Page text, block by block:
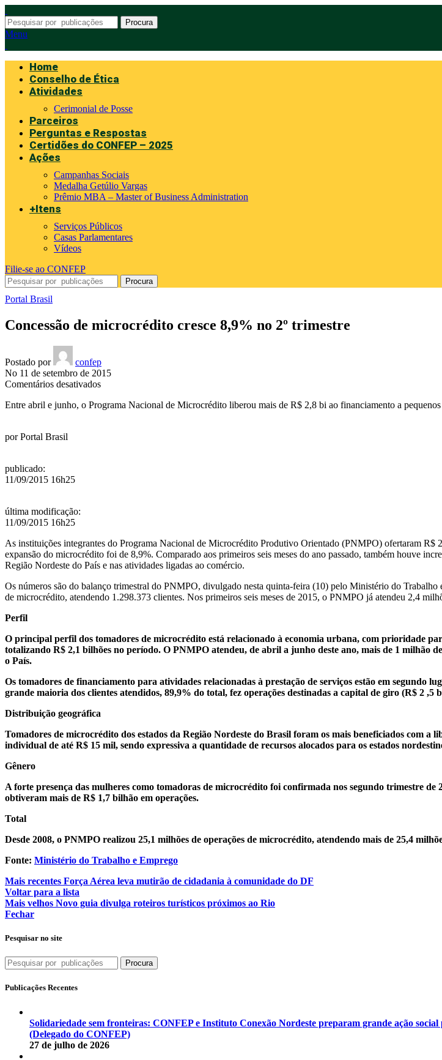
Procura
Menu
Home
Conselho de Ética
Atividades
Cerimonial de Posse
Parceiros
Perguntas e Respostas
Certidões do CONFEP – 2025
Ações
Campanhas Sociais
Medalha Getúlio Vargas
Prêmio MBA – Master of Business Administration
+Itens
Serviços Públicos
Casas Parlamentares
Vídeos
Filie-se ao CONFEP
Procura
Portal Brasil
Concessão de microcrédito cresce 8,9% no 2º trimestre
Postado por
confep
No 11 de setembro de 2015
Comentários desativadosem
de
Entre abril e junho, o Programa Nacional de Microcrédito liberou mais de R$ 2,8 bi ao financiamento a pequenos
porPortal Brasil
publicado:
11/09/2015 16h25
última modificação:
11/09/2015 16h25
As instituições integrantes do Programa Nacional de Microcrédito Produtivo Orientado (PNMPO) ofertaram R$
expansão do microcrédito foi de 8,9%. Comparado aos primeiros seis meses do ano passado, também houve
Região Nordeste do País e nas atividades ligadas ao comércio.
Os números são do balanço trimestral do PNMPO, divulgado nesta quinta-feira (10) pelo Ministério do
de microcrédito, atendendo 1.298.373 clientes. Nos primeiros seis meses de 2015, o PNMPO já atendeu 2,4
Perfil
O principal perfil dos tomadores de microcrédito está relacionado à economia urbana, com prioridade
totalizando R$ 2,1 bilhões no período. O PNMPO atendeu, de abril a junho deste ano, mais de 1 milhão
o País.
Os tomadores de financiamento para atividades relacionadas à prestação de serviços estão em segundo
grande maioria dos clientes atendidos, 89,9% do total, fez operações destinadas a capital de giro (R$ 2
Distribuição geográfica
Tomadores de microcrédito dos estados da Região Nordeste do Brasil foram os mais beneficiados com
individual de até R$ 15 mil, sendo expressiva a quantidade de recursos alocados para os estados
Gênero
A forte presença das mulheres como tomadoras de microcrédito foi confirmada nos segundo trimestre
obtiveram mais de R$ 1,7 bilhão em operações.
Total
Desde 2008, o PNMPO realizou 25,1 milhões de operações de microcrédito, atendendo mais de 25,4
Fonte: Ministério do Trabalho e Emprego
Mais recentes Força Aérea leva mutirão de cidadania à comunidade do DF
Voltar para a lista
Mais velhos Novo guia divulga roteiros turísticos próximos ao Rio
Fechar
Pesquisar no site
Procura
Publicações Recentes
Solidariedade sem fronteiras: CONFEP e Instituto Conexão Nordeste preparam grande ação
(Delegado do CONFEP)
27 de julho de 2026